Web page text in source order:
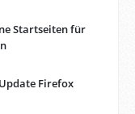
Startseiten für
Firefox